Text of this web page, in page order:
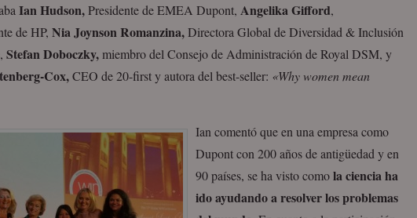
Ian Hudson,Presidente de EMEA Dupont, Angelika Gifford,
de HP, Nia Joynson Romanzina,Directora Global de Diversidad & Inclusión
Stefan Doboczky,miembro del Consejo de Administración de Royal DSM, y
Cox,CEO de 20-first y autora del best-seller: «Why women mean
Ian comentó que en una empresa como
Dupont con 200 años de antigüedad y en
90 países, se ha visto comola ciencia ha
ido ayudando a resolver los problemas